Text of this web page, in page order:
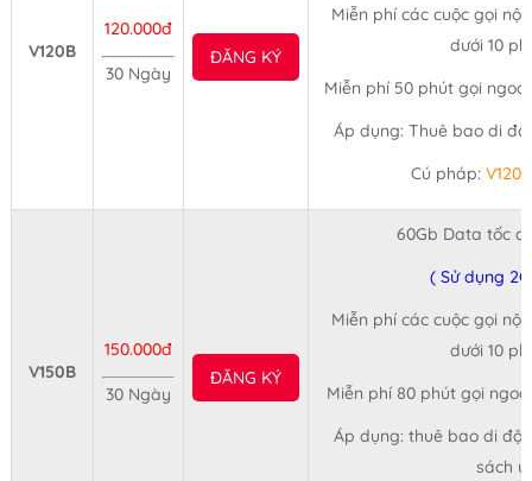
V120B
120.000đ
30 Ngày
ĐĂNG KÝ
Miễn phí các cuộc gọi
dưới 10
Miễn phí 50 phút gọi
Áp dụng: Thuê bao di
Cú pháp:
V150B
150.000đ
30 Ngày
ĐĂNG KÝ
60Gb Data tốc
( Sử dụng
Miễn phí các cuộc gọi
dưới 10
Miễn phí 80 phút gọi
Áp dụng: thuê bao di
sách